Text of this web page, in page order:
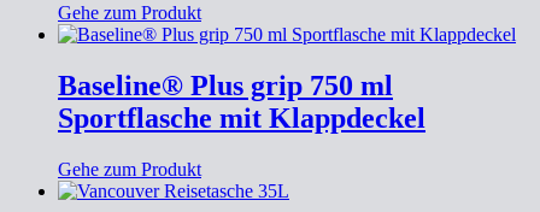
Gehe zum Produkt
Baseline® Plus grip 750 ml
Sportflasche mit Klappdeckel
Gehe zum Produkt